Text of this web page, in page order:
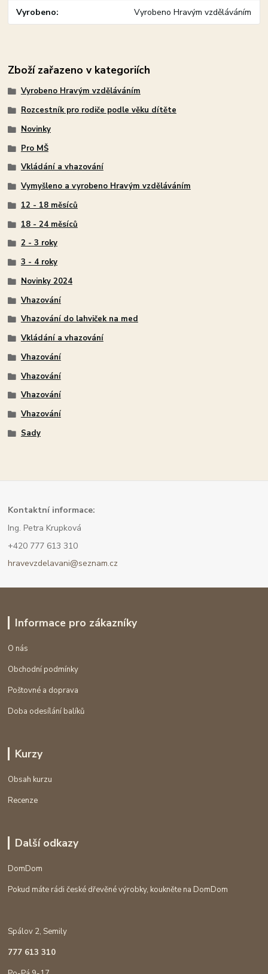
Vyrobeno Vyrobeno Hravým vzděláváním
Zboží zařazeno v kategoriích
Vyrobeno Hravým vzděláváním
Rozcestník pro rodiče podle věku dítěte
Novinky
Pro MŠ
Vkládání a vhazování
Vymyšleno a vyrobeno Hravým vzděláváním
12 - 18 měsíců
18 - 24 měsíců
2 - 3 roky
3 - 4 roky
Novinky 2024
Vhazování
Vhazování do lahviček na med
Vkládání a vhazování
Vhazování
Vhazování
Vhazování
Vhazování
Sady
Kontaktní informace:
Ing. Petra Krupková
+420 777 613 310
hravevzdelavani@seznam.cz
Informace pro zákazníky
O nás
Obchodní podmínky
Poštovné a doprava
Doba odesílání balíků
Kurzy
Obsah kurzu
Recenze
Další odkazy
DomDom
Pokud máte rádi české dřevěné výrobky, koukněte na DomDom
Spálov 2, Semily
777 613 310